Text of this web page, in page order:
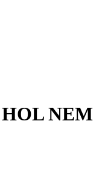
NEM